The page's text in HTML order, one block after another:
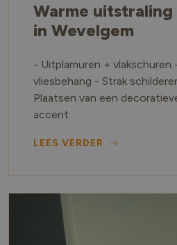
Warme
in Wevelgem
- Uitplamuren + vlakschuren
vliesbehang - Strak
Plaatsen van een
accent
LEES VERDER